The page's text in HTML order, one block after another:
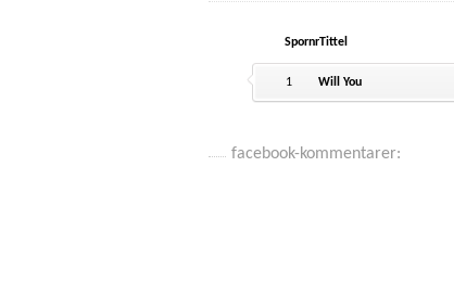
SpornrTittel
1 Will You